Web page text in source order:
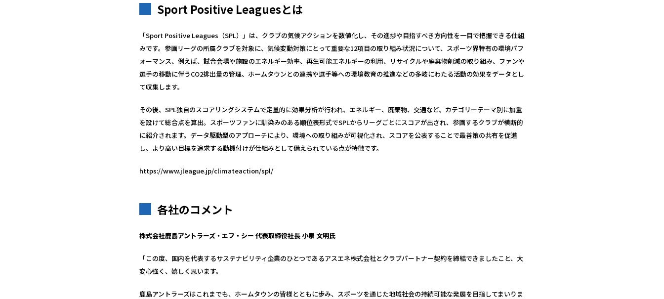
Sport Positive Leaguesとは
「Sport Positive Leagues（SPL）」は、クラブの気候アクションを数値化し、その進捗や目指すべき方向性を一目で把握できる仕組
みです。参画リーグの所属クラブを対象に、気候変動対策にとって重要な12項目の取り組み状況について、スポーツ界特有の環境パフ
ォーマンス、例えば、試合会場や施設のエネルギー効率、再生可能エネルギーの利用、リサイクルや廃棄物削減の取り組み、ファンや
選手の移動に伴うCO2排出量の管理、ホームタウンとの連携や選手等への環境教育の推進などの多岐にわたる活動の効果をデータとし
て収集します。
その後、SPL独自のスコアリングシステムで定量的に効果分析が行われ、エネルギー、廃棄物、交通など、カテゴリーテーマ別に加重
を設けて総合点を算出。スポーツファンに馴染みのある順位表形式でSPLからリーグごとにスコアが出され、参画するクラブが横断的
に紹介されます。データ駆動型のアプローチにより、環境への取り組みが可視化され、スコアを公表することで最善策の共有を促進
し、より高い目標を追求する動機付けが仕組みとして備えられている点が特徴です。
https://www.jleague.jp/climateaction/spl/
各社のコメント
株式会社鹿島アントラーズ・エフ・シー 代表取締役社長 小泉 文明氏
「この度、国内を代表するサステナビリティ企業のひとつであるアスエネ株式会社とクラブパートナー契約を締結できましたこと、大
変心強く、嬉しく思います。
鹿島アントラーズはこれまでも、ホームタウンの皆様とともに歩み、スポーツを通じた地域社会の持続可能な発展を目指してまいりま